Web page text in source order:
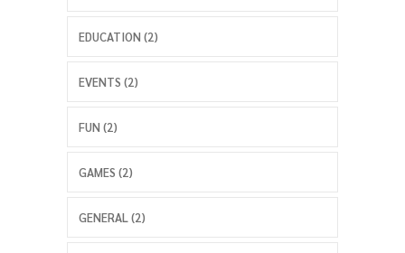
EDUCATION (2)
EVENTS (2)
FUN (2)
GAMES (2)
GENERAL (2)